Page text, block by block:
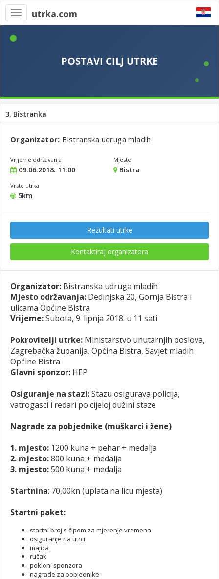
Toggle
navigation
utrka.com
3. Bistranka
Organizator: Bistranska udruga mladih
Vrijeme održavanja
09.06.2018. 11:00
Mjesto
Bistra
Vrste utrka
5km
Rezultati utrke
Kontaktiraj organizatora
Organizator: Bistranska udruga mladih
Mjesto održavanja: Dedinjska 20, Gornja Bistra i
ulicama Općine Bistra
Vrijeme:Subota, 9. lipnja 2018. u 11 sati
Pokrovitelji utrke: Ministarstvo unutarnjih poslova,
Zagrebačka županija, Općina Bistra, Savjet mladih
Općine Bistra
Glavni sponzor: HEP
Osiguranje na stazi:Stazu osigurava policija,
vatrogasci i redari po cijeloj dužini staze
Nagrade za pobjednike (muškarci i žene)
1. mjesto: 1200 kuna + pehar + medalja
2. mjesto:800 kuna + medalja
3. mjesto:500 kuna + medalja
Startnina: 70,00kn (uplata na licu mjesta)
Startni paket:
startni broj s čipom za mjerenje vremena
osiguranje na utrci
majica
ručak
pokloni sponzora
nagrade za pobjednike